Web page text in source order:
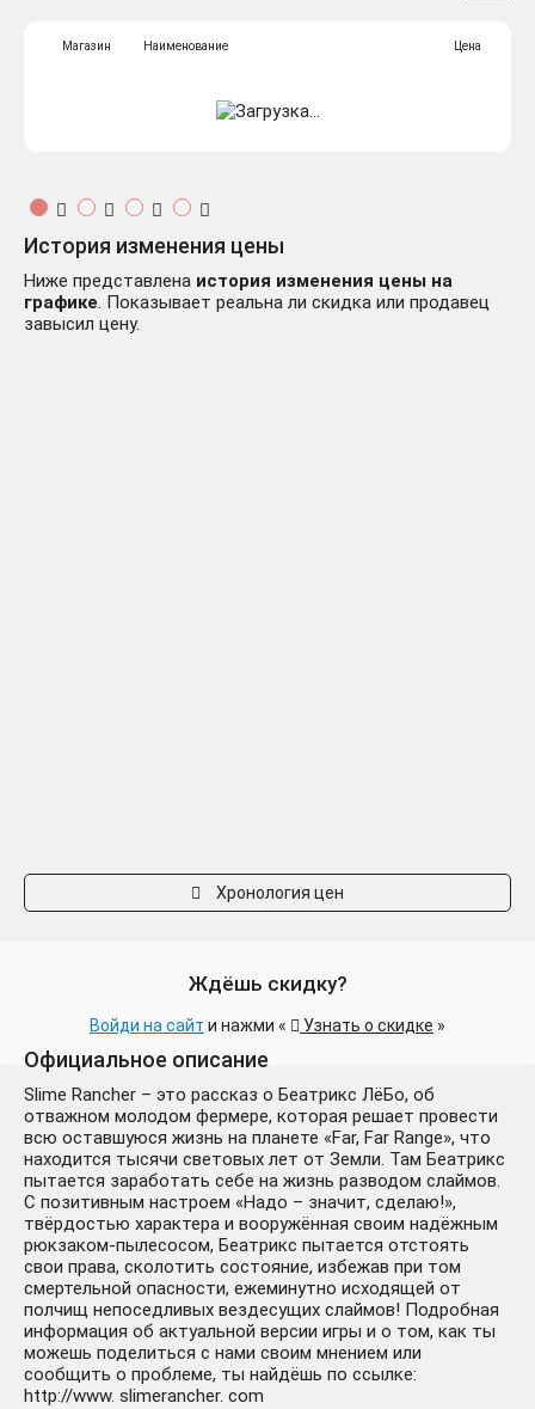
Магазин Наименование Цена
История изменения цены
Ниже представлена история изменения цены на
графике. Показывает реальна ли скидка или продавец
завысил цену.
Хронология цен
Ждёшь скидку?
Войди на сайт и нажми « Узнать о скидке »
Официальное описание
Slime Rancher – это рассказ o Беатрикс ЛёБо, об
отважнoм молодом фермере, которая решает провести
всю оставшуюся жизнь на планете «Far, Far Range», что
находится тысячи световых лет от Земли. Там Беатрикс
пытается заработать себе на жизнь разводом слаймов.
С позитивным настроем «Надо – значит, сделаю!»,
твёрдостью характера и вооружённая своим надёжным
рюкзаком-пылесосом, Беатрикс пытается отстоять
свои права, сколотить состояние, избежав при том
смертельной опасности, ежеминутно исходящей от
полчищ непоседливых вездесущих слаймов! Подробная
информация об актуальной версии игры и о том, как ты
можешь поделиться с нами своим мнением или
сообщить о проблеме, ты найдёшь по ссылке:
http://www. slimerancher. com